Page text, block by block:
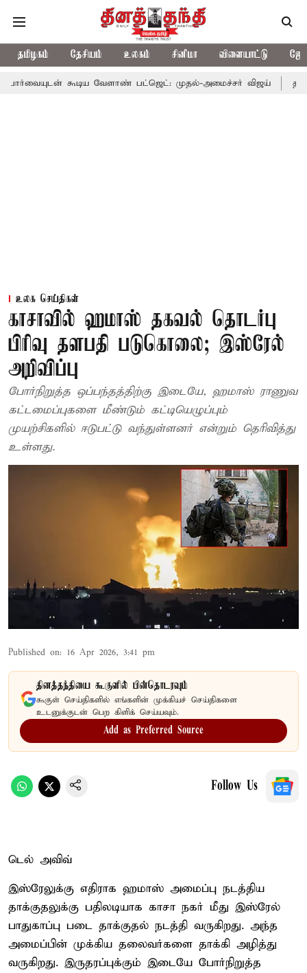
தமிழகம் தேசியம் உலகம் சினிமா விளையாட்டு
கூடிய வேளாண் பட்ஜெட்: முதல்-அமைச்சர் விஜய் தமிழக
உலக செய்திகள்
காசாவில் ஹமாஸ் தகவல் தொடர்பு
பிரிவு தளபதி படுகொலை; இஸ்ரேல்
அறிவிப்பு
போர்நிறுத்த ஒப்பந்தத்திற்கு இடையே, ஹமாஸ் ராணுவ
கட்டமைப்புகளை மீண்டும் கட்டியெழுப்பும்
முயற்சிகளில் ஈடுபட்டு வந்துள்ளனர் என்றும் தெரிவித்து
உள்ளது.
Published on: 16 Apr 2026, 3:41 pm
தினத்தந்தியை கூகுளில் பின்தொடரவும்
கூகுள் செய்திகளில் எங்களின் முக்கியச் செய்திகளை
உடனுக்குடன் பெற கிளிக் செய்யவும்.
Add as Preferred Source
Follow Us
டெல் அவிவ்
இஸ்ரேலுக்கு எதிராக ஹமாஸ் அமைப்பு நடத்திய
தாக்குதலுக்கு பதிலடியாக காசா நகர் மீது இஸ்ரேல்
பாதுகாப்பு படை தாக்குதல் நடத்தி வருகிறது. அந்த
அமைப்பின் முக்கிய தலைவர்களை தாக்கி அழித்து
வருகிறது. இருதரப்புக்கும் இடையே போர்நிறுத்த